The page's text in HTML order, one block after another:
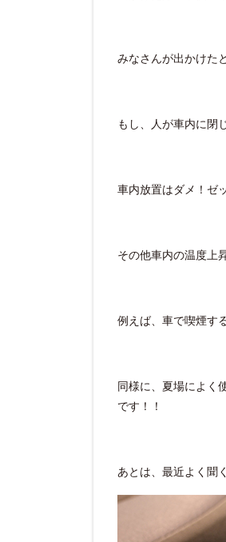
みなさんが出かけた
もし、人が車内に閉
車内放置はダメ！ゼ
その他車内の温度上
例えば、車で喫煙す
同様に、夏場によく
です！！
あとは、最近よく聞